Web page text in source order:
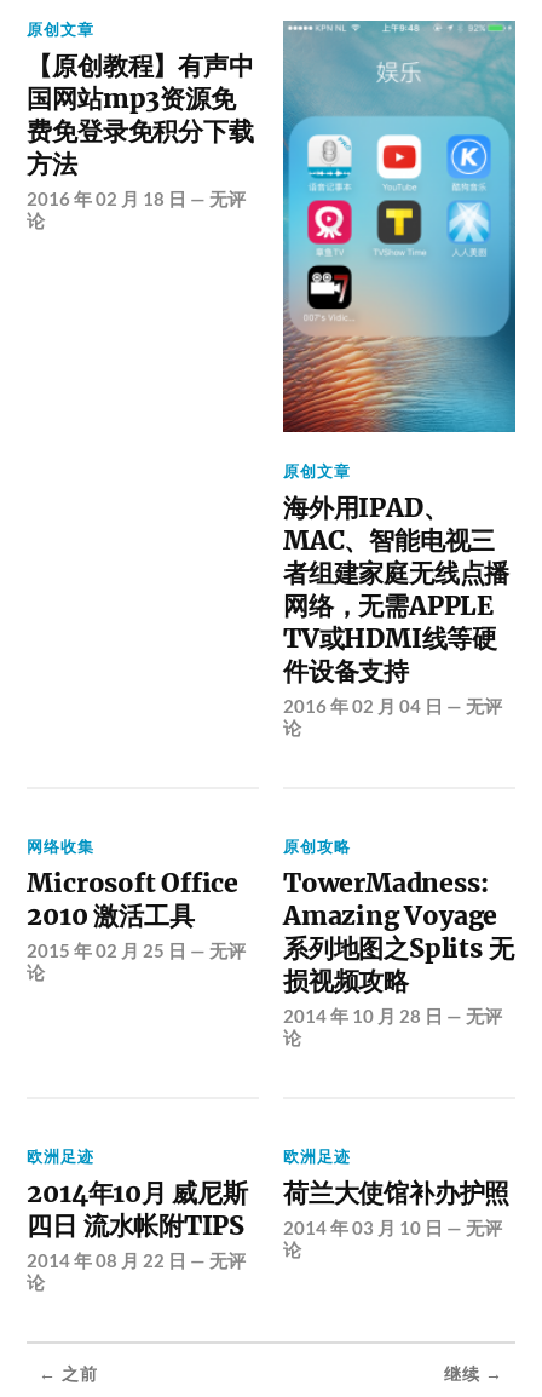
原创文章
【原创教程】有声中
国网站mp3资源免
费免登录免积分下载
方法
2016 年 02 月 18 日 —无评
论
原创文章
海外用IPAD、
MAC、智能电视三
者组建家庭无线点播
网络，无需APPLE
TV或HDMI线等硬
件设备支持
2016 年 02 月 04 日 —无评
论
网络收集
Microsoft Office
2010 激活工具
2015 年 02 月 25 日 —无评
论
原创攻略
TowerMadness:
Amazing Voyage
系列地图之Splits 无
损视频攻略
2014 年 10 月 28 日 —无评
论
欧洲足迹
2014年10月 威尼斯
四日 流水帐附TIPS
2014 年 08 月 22 日 —无评
论
欧洲足迹
荷兰大使馆补办护照
2014 年 03 月 10 日 —无评
论
← 之前 继续 →